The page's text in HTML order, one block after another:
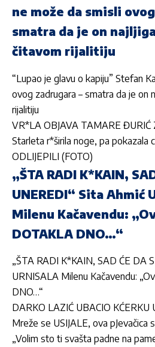
ne može da smisli
smatra da je on
čitavom rijalitiju
“Lupao je glavu o kapiju” Stefan
ovog zadrugara – smatra da je on
rijalitiju
VR*LA OBJAVA TAMARE ĐURIĆ
Starleta r*širila noge, pa pokazala
ODLIJEPILI (FOTO)
„ŠTA RADI K*KAIN,
UNEREDI“ Sita Ahmić
Milenu Kačavendu:
DOTAKLA DNO…“
„ŠTA RADI K*KAIN, SAD ĆE DA
URNISALA Milenu Kačavendu:
DNO…“
DARKO LAZIĆ UBACIO KĆERKU
Mreže se USIJALE, ova pJevačica
„Volim sto ti svašta padne na